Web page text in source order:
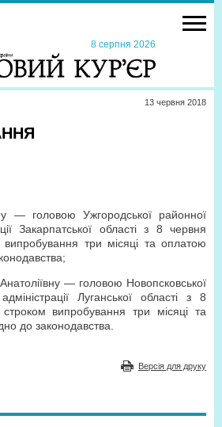
8 серпня 2026
13 червня 2018
— головою Ужгородської районної
Закарпатської області з 8 червня
три місяці та оплатою
— головою Новопсковської
Луганської області з 8
випробування три місяці та
до законодавства.
Версія для друку